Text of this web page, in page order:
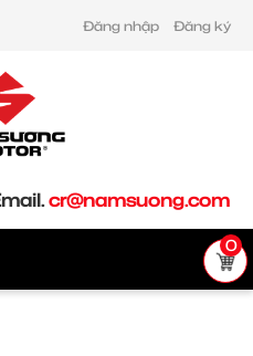
Đăng nhập Đăng ký
cr@namsuong.com
0